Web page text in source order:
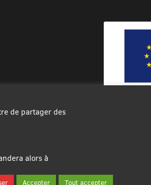
de partager des
alors à
Accepter Tout accepter